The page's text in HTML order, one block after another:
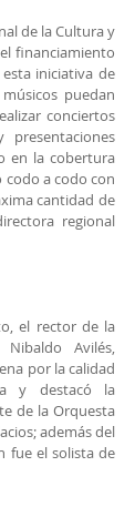
de la Cultura y
financiamiento
iniciativa de
puedan
conciertos
en la cobertura
a codo con
cantidad de
regional
el rector de la
Avilés,
por la calidad
y destacó la
de la Orquesta
además del
fue el solista de